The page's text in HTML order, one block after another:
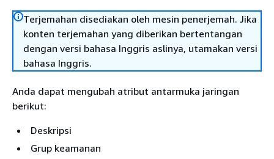
Terjemahan disediakan oleh mesin penerjemah. Jika
konten terjemahan yang diberikan bertentangan
dengan versi bahasa Inggris aslinya, utamakan versi
bahasa Inggris.
Anda dapat mengubah atribut antarmuka jaringan
berikut:
Deskripsi
Grup keamanan